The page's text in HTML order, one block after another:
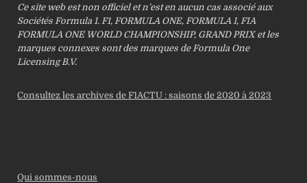
Ce site web est non officiel et n’est en aucun cas associé aux
Sociétés Formula 1. F1, FORMULA ONE, FORMULA 1, FIA
FORMULA ONE WORLD CHAMPIONSHIP, GRAND PRIX et les
marques connexes sont des marques de Formula One
Licensing B.V.
Consultez les archives de F1ACTU : saisons de 2020 à 2023
Qui sommes-nous